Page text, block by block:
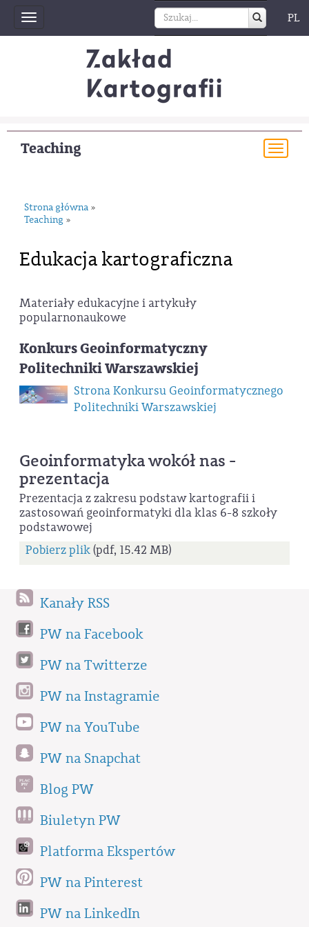
Toggle
navigation
PL
Teaching
Strona główna »
Teaching »
Edukacja kartograficzna
Materiały edukacyjne i artykuły
popularnonaukowe
Konkurs Geoinformatyczny
Politechniki Warszawskiej
Strona Konkursu Geoinformatycznego
Politechniki Warszawskiej
Geoinformatyka wokół nas -
prezentacja
Prezentacja z zakresu podstaw kartografii i
zastosowań geoinformatyki dla klas 6-8 szkoły
podstawowej
Pobierz plik(pdf, 15.42 MB)
Kanały RSS
PW na Facebook
PW na Twitterze
PW na Instagramie
PW na YouTube
PW na Snapchat
Blog PW
Biuletyn PW
Platforma Ekspertów
PW na Pinterest
PW na LinkedIn